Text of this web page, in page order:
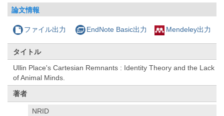
論文情報
ファイル出力 EndNote Basic出力 Mendeley出力
タイトル
Ullin Place's Cartesian Remnants : Identity Theory and the Lack
of Animal Minds.
著者
NRID